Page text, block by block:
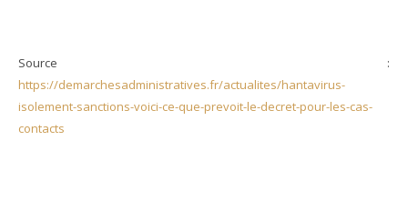
Source :
https://demarchesadministratives.fr/actualites/hantavirus-
isolement-sanctions-voici-ce-que-prevoit-le-decret-pour-les-cas-
contacts